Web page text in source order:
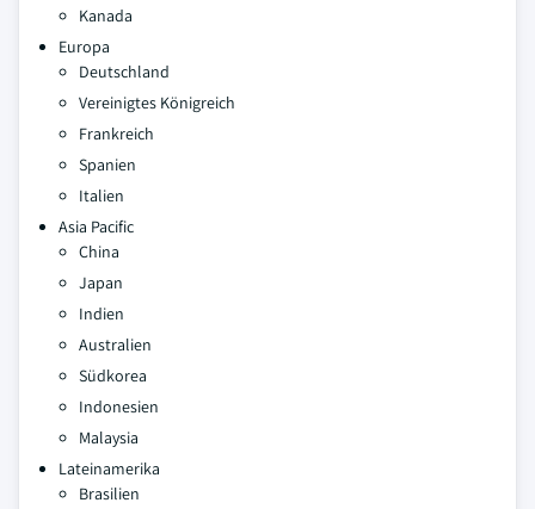
Kanada
Europa
Deutschland
Vereinigtes Königreich
Frankreich
Spanien
Italien
Asia Pacific
China
Japan
Indien
Australien
Südkorea
Indonesien
Malaysia
Lateinamerika
Brasilien